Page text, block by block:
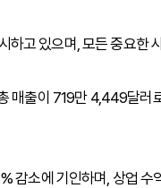
하고 있으며, 모든 중요한
매출이 719만 4,449달러
감소에 기인하며, 상업 수